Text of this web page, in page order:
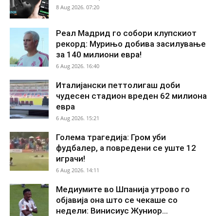
8 Aug 2026. 07:20
Реал Мадрид го собори клупскиот
рекорд: Мурињо добива засилување
за 140 милиони евра!
6 Aug 2026. 16:40
Италијански петтолигаш доби
чудесен стадион вреден 62 милиона
евра
6 Aug 2026. 15:21
Голема трагедија: Гром уби
фудбалер, а повредени се уште 12
играчи!
6 Aug 2026. 14:11
Медиумите во Шпанија утрово го
објавија она што се чекаше со
недели: Винисиус Жуниор...